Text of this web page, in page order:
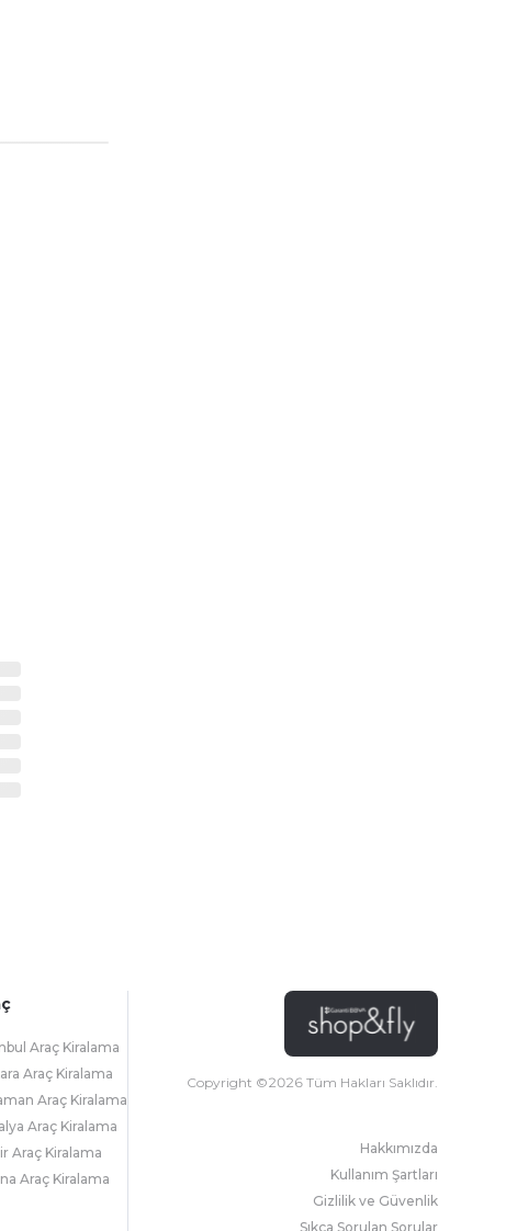
Araç Kiralama
Araç Kiralama
Araç Kiralama
Araç Kiralama
Araç Kiralama
Araç Kiralama
Copyright ©2026 Tüm Hakları Saklıdır.
Hakkımızda
Kullanım Şartları
Gizlilik ve Güvenlik
Sıkça Sorulan Sorular